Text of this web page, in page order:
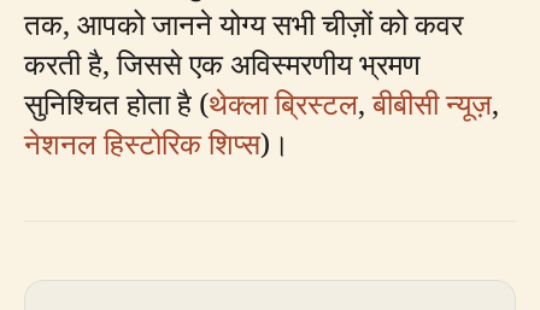
तक, आपको जानने योग्य सभी चीज़ों को कवर
करती है, जिससे एक अविस्मरणीय भ्रमण
सुनिश्चित होता है (थेक्ला ब्रिस्टल,बीबीसी न्यूज़,
नेशनल हिस्टोरिक शिप्स)।